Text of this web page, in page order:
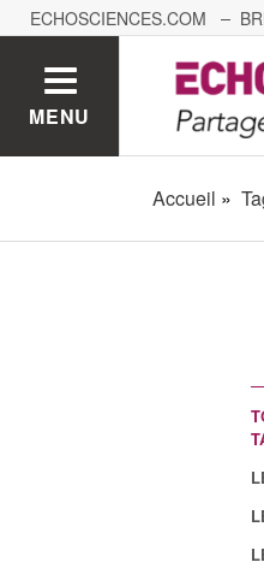
ECHOSCIENCES.COM
GRENOBLE
MENU
Accueil